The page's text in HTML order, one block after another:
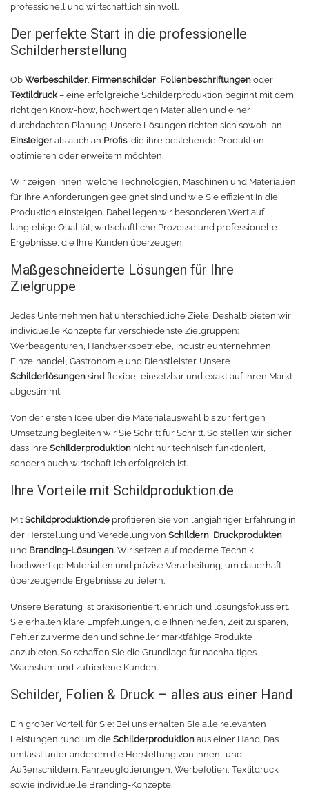
professionell und wirtschaftlich sinnvoll.
Der perfekte Start in die professionelle
Schilderherstellung
Ob Werbeschilder Firmenschilder Folienbeschriftungen oder
Textildruck– eine erfolgreiche Schilderproduktion beginnt mit dem
richtigen Know-how, hochwertigen Materialien und einer
durchdachten Planung. Unsere Lösungen richten sich sowohl an
Einsteiger als auch an Profis, die ihre bestehende Produktion
optimieren oder erweitern möchten.
Wir zeigen Ihnen, welche Technologien, Maschinen und Materialien
für Ihre Anforderungen geeignet sind und wie Sie effizient in die
Produktion einsteigen. Dabei legen wir besonderen Wert auf
langlebige Qualität, wirtschaftliche Prozesse und professionelle
Ergebnisse, die Ihre Kunden überzeugen.
Maßgeschneiderte Lösungen für Ihre
Zielgruppe
Jedes Unternehmen hat unterschiedliche Ziele. Deshalb bieten wir
individuelle Konzepte für verschiedenste Zielgruppen:
Werbeagenturen, Handwerksbetriebe, Industrieunternehmen,
Einzelhandel, Gastronomie und Dienstleister. Unsere
Schilderlösungen sind flexibel einsetzbar und exakt auf Ihren Markt
abgestimmt.
Von der ersten Idee über die Materialauswahl bis zur fertigen
Umsetzung begleiten wir Sie Schritt für Schritt. So stellen wir sicher,
dass Ihre Schilderproduktion nicht nur technisch funktioniert,
sondern auch wirtschaftlich erfolgreich ist.
Ihre Vorteile mit Schildproduktion.de
Mit Schildproduktion.de profitieren Sie von langjähriger Erfahrung in
der Herstellung und Veredelung von Schildern Druckprodukten
und Branding-Lösungen. Wir setzen auf moderne Technik,
hochwertige Materialien und präzise Verarbeitung, um dauerhaft
überzeugende Ergebnisse zu liefern.
Unsere Beratung ist praxisorientiert, ehrlich und lösungsfokussiert.
Sie erhalten klare Empfehlungen, die Ihnen helfen, Zeit zu sparen,
Fehler zu vermeiden und schneller marktfähige Produkte
anzubieten. So schaffen Sie die Grundlage für nachhaltiges
Wachstum und zufriedene Kunden.
Schilder, Folien & Druck – alles aus einer Hand
Ein großer Vorteil für Sie: Bei uns erhalten Sie alle relevanten
Leistungen rund um die Schilderproduktion aus einer Hand. Das
umfasst unter anderem die Herstellung von Innen- und
Außenschildern, Fahrzeugfolierungen, Werbefolien, Textildruck
sowie individuelle Branding-Konzepte.